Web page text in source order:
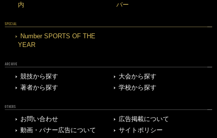
内
バー
SPECIAL
Number SPORTS OF THE
YEAR
ARCHIVE
競技から探す
大会から探す
著者から探す
学校から探す
OTHERS
お問い合わせ
広告掲載について
動画・バナー広告について
サイトポリシー